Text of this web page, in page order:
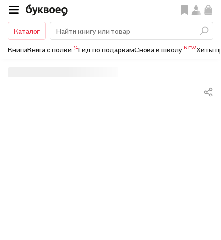
Каталог
КнигиКнига с полки %Гид по подаркамСнова в школу NEWХиты